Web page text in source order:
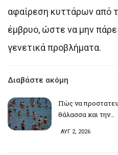
αφαίρεση κυττάρων από
έμβρυο, ώστε να μην
γενετικά προβλήματα.
Διαβάστε ακόμη
Πώς να
θάλασσα και την…
ΑΥΓ 2, 2026